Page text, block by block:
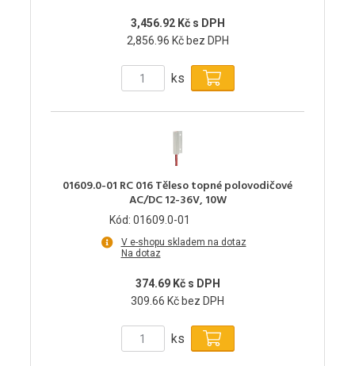
3,456.92 Kč s DPH
2,856.96 Kč bez DPH
ks
01609.0-01 RC 016 Těleso topné polovodičové
AC/DC 12-36V, 10W
Kód: 01609.0-01
V e-shopu skladem na dotaz
Na dotaz
374.69 Kč s DPH
309.66 Kč bez DPH
ks